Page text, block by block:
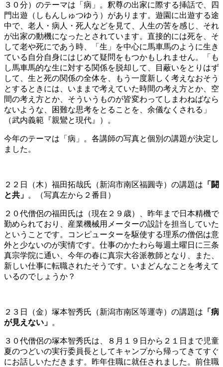
３０分）のテーマは「病」。釈尊の出家に際する挿話で、四
門出遊（しもんしゅつゆう）があります。遊園に出遊する途
中で、老人・病人・死人などを見て、人生の苦を感じ、それ
が出家の動機になったとされています。直接的には死を、そ
して老や死にであう時、「生」を中心に馬車馬のように生き
ている自分自身にはじめて疑問をもつかもしれません。「も
し馬車馬的な生に対する関係を脱却して、目蔽いをとりはず
して、生と死の関係の全体を、もう一度新しく考えなおそう
とするときには、いままで考えていた時間の考え方とか、空
間の考え方とか、そういうものが皆変わってしまわねばなら
ないような、困難な思考をとることを、余儀なくされる」
（武内義範『親鸞と現代』）。
今年のテーマは「病」。各講師の写真と個別の講題が決定し
ました。
２２日（木）福田拓哉氏（新潟市南区福圓寺）の講題は 「闘
と共」 。（写真左から２番目）
２０代僧侶の福田氏は（現在２９歳）、昨年まで日本精機で
勤められており、産業機械用メーターの設計を担当していた
ということです。コンピューターを駆使する理系の僧侶は意
外と少ないのが実情です。仕事のかたわら毎週土曜日に三条
真宗学院に通い、今年の春に真宗大谷派教師となり、また、
新しい仕事に転職されたそうです。いまどんなことを考えて
いるのでしょうか？
２３日（金）塚本智秀氏（新潟市南区等運寺）の講題は 「病
が見えない」 。
３０代僧侶の塚本智秀氏は、８月１９日から２１日まで児童
夏のつどいの実行委員長としてキャンプから帰ってきてすぐ
にお話しいただきます。昨年住職に就任されました。前住職